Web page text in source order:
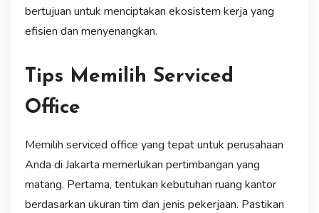
bertujuan untuk menciptakan ekosistem kerja yang
efisien dan menyenangkan.
Tips Memilih Serviced
Office
Memilih serviced office yang tepat untuk perusahaan
Anda di Jakarta memerlukan pertimbangan yang
matang. Pertama, tentukan kebutuhan ruang kantor
berdasarkan ukuran tim dan jenis pekerjaan. Pastikan